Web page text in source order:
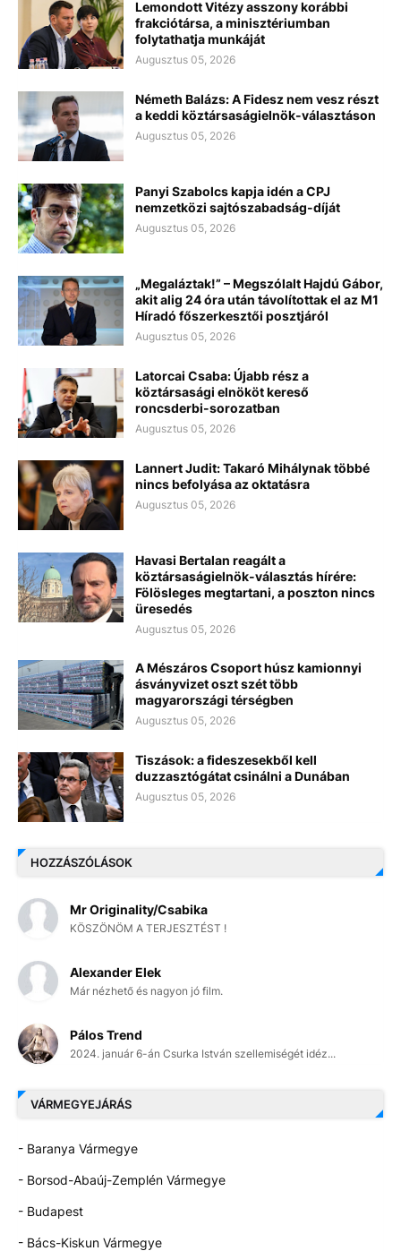
Lemondott Vitézy asszony korábbi
frakciótársa, a minisztériumban
folytathatja munkáját
Augusztus 05, 2026
Németh Balázs: A Fidesz nem vesz részt
a keddi köztársaságielnök-választáson
Augusztus 05, 2026
Panyi Szabolcs kapja idén a CPJ
nemzetközi sajtószabadság-díját
Augusztus 05, 2026
„Megaláztak!” – Megszólalt Hajdú Gábor,
akit alig 24 óra után távolítottak el az M1
Híradó főszerkesztői posztjáról
Augusztus 05, 2026
Latorcai Csaba: Újabb rész a
köztársasági elnököt kereső
roncsderbi-sorozatban
Augusztus 05, 2026
Lannert Judit: Takaró Mihálynak többé
nincs befolyása az oktatásra
Augusztus 05, 2026
Havasi Bertalan reagált a
köztársaságielnök-választás hírére:
Fölösleges megtartani, a poszton nincs
üresedés
Augusztus 05, 2026
A Mészáros Csoport húsz kamionnyi
ásványvizet oszt szét több
magyarországi térségben
Augusztus 05, 2026
Tiszások: a fideszesekből kell
duzzasztógátat csinálni a Dunában
Augusztus 05, 2026
HOZZÁSZÓLÁSOK
Mr Originality/Csabika
KÖSZÖNÖM A TERJESZTÉST !
Alexander Elek
Már nézhető és nagyon jó film.
Pálos Trend
2024. január 6-án Csurka István szellemiségét idéz...
VÁRMEGYEJÁRÁS
- Baranya Vármegye
- Borsod-Abaúj-Zemplén Vármegye
- Budapest
- Bács-Kiskun Vármegye